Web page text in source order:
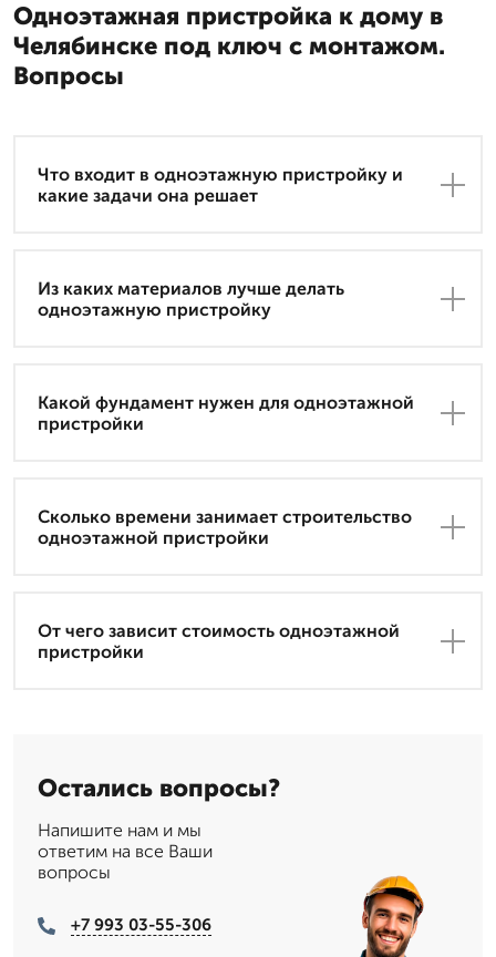
Одноэтажная пристройка к дому в
Челябинске под ключ с монтажом.
Вопросы
Что входит в одноэтажную пристройку и
какие задачи она решает
Из каких материалов лучше делать
одноэтажную пристройку
Какой фундамент нужен для одноэтажной
пристройки
Сколько времени занимает строительство
одноэтажной пристройки
От чего зависит стоимость одноэтажной
пристройки
Остались вопросы?
Напишите нам и мы
ответим на все Ваши
вопросы
+7 993 03-55-306